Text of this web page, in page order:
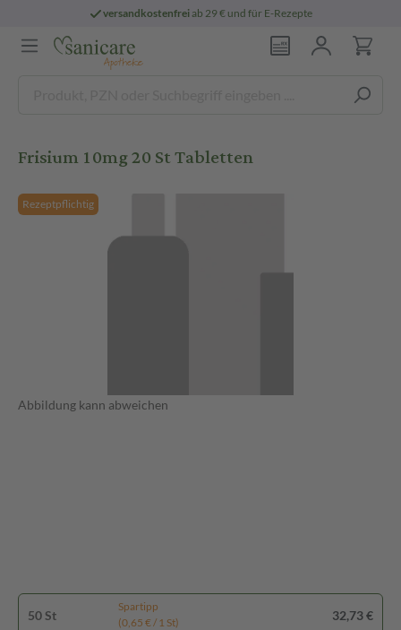
versandkostenfreiab 29 € und für E-Rezepte
Frisium 10mg 20 St Tabletten
Rezeptpflichtig
Abbildung kann abweichen
50 St
Spartipp
(0,65 € / 1 St)
32,73 €